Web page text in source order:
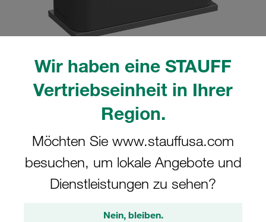
Wir haben eine STAUFF
Vertriebseinheit in Ihrer
Region.
Möchten Sie www.stauffusa.com
besuchen, um lokale Angebote und
Dienstleistungen zu sehen?
Nein, bleiben.
tatsächlichen Produkt abweichen.
1a Ø4mm Polyamid W10 Deckpl., AS-
Schraube Anschweißpl., kurz
SP-104a-PA-DP-AS-M-W10